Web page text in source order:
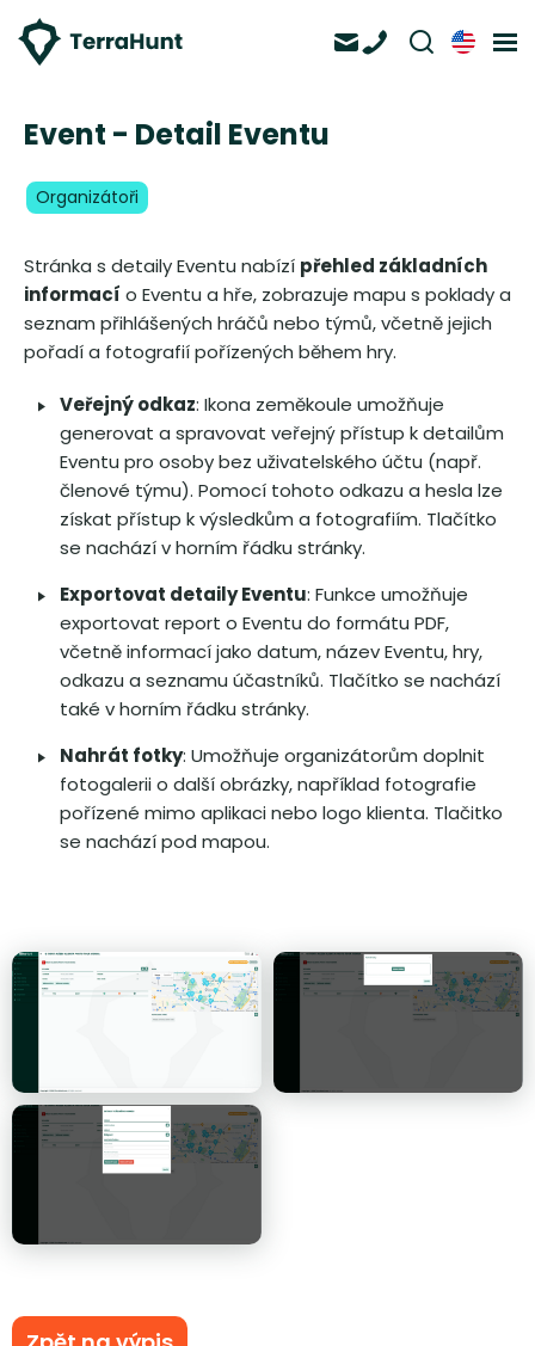
Event - Detail Eventu
Organizátoři
Stránka s detaily Eventu nabízí přehled základních
informací o Eventu a hře, zobrazuje mapu s poklady a
seznam přihlášených hráčů nebo týmů, včetně jejich
pořadí a fotografií pořízených během hry.
Veřejný odkaz: Ikona zeměkoule umožňuje
generovat a spravovat veřejný přístup k detailům
Eventu pro osoby bez uživatelského účtu (např.
členové týmu). Pomocí tohoto odkazu a hesla lze
získat přístup k výsledkům a fotografiím. Tlačítko
se nachází v horním řádku stránky.
Exportovat detaily Eventu: Funkce umožňuje
exportovat report o Eventu do formátu PDF,
včetně informací jako datum, název Eventu, hry,
odkazu a seznamu účastníků. Tlačítko se nachází
také v horním řádku stránky.
Nahrát fotky: Umožňuje organizátorům doplnit
fotogalerii o další obrázky, například fotografie
pořízené mimo aplikaci nebo logo klienta. Tlačitko
se nachází pod mapou.